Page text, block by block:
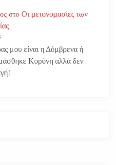
στο Οι μετονομασίες των
μου είναι η Δόμβρενα ή
Κορύνη αλλά δεν